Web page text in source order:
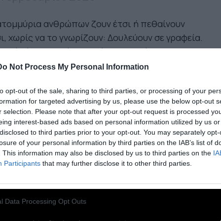
Not Process My Personal Information
opt-out of the sale, sharing to third parties, or processing of your
for targeted advertising by us, please use the below opt-out
selection. Please note that after your opt-out request is processed
interest-based ads based on personal information utilized by us
to third parties prior to your opt-out. You may separately
of your personal information by third parties on the IAB’s list of
This information may also be disclosed by us to third parties on the
Participants that may further disclose it to other third parties.
Data Processing Opt Outs
ανθρώπων ζουν έτσι ή πεθαίνουν
χωρίς να το γνωρίζουν: Δουλεύουν σε γραφεία.
ένα αυτοκίνητο. Κάνουν πικνίκ με τις
τους. Μεγαλώνουν παιδιά. Και μετά
ένα τραγούδι, μια ταινία, τους ξυπνά και
σώζει από τον θάνατο.
δεν ξυπνούν ποτέ. Στην
λοιπόν, ζωή γνωρίζουν τι
μόνο εκείνοι που αγωνίζονται, υποφέρουν,
σκοντάφτουν από ήττα σε ήττα και
σηκώνονται.